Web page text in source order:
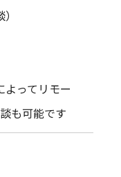
ってリモー
も可能です